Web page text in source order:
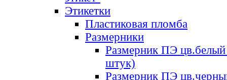
Этикетки
Пластиковая пломба
Размерники
Размерник ПЭ цв.белый
штук)
Размерник ПЭ